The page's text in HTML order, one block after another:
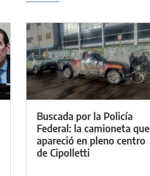
Buscada por la Policía
Federal: la camioneta que
apareció en pleno centro
de Cipolletti